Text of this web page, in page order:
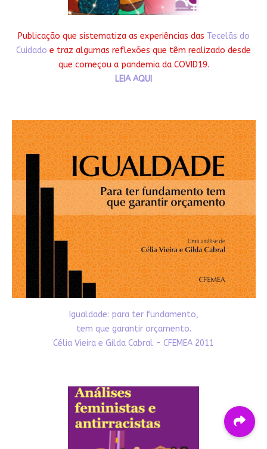
Publicação que sistematiza as experiências das Tecelãs do
Cuidado e traz algumas reflexões que têm realizado desde
que começou a pandemia da COVID19.
LEIA AQUI
Igualdade: para ter fundamento,
tem que garantir orçamento.
Célia Vieira e Gilda Cabral - CFEMEA 2011